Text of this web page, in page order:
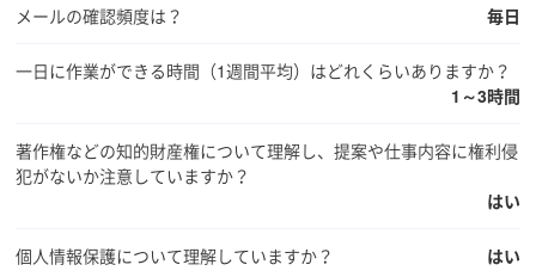
メールの確認頻度は？ 毎日
一日に作業ができる時間（1週間平均）はどれくらいありますか？
1～3時間
著作権などの知的財産権について理解し、提案や仕事内容に権利侵
犯がないか注意していますか？
はい
個人情報保護について理解していますか？ はい